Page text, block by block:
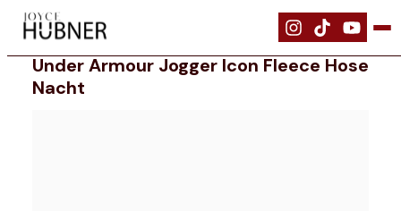
| Bekleidung Under Armour Jogger Icon Fleece Hose nacht
Under Armour Jogger Icon Fleece Hose
Nacht